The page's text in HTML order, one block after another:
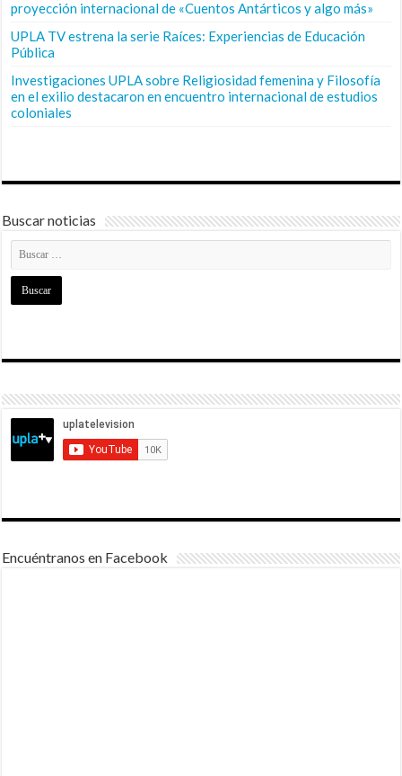
proyección internacional de «Cuentos Antárticos y algo más»
UPLA TV estrena la serie Raíces: Experiencias de Educación
Pública
Investigaciones UPLA sobre Religiosidad femenina y Filosofía
en el exilio destacaron en encuentro internacional de estudios
coloniales
Buscar noticias
Encuéntranos en Facebook